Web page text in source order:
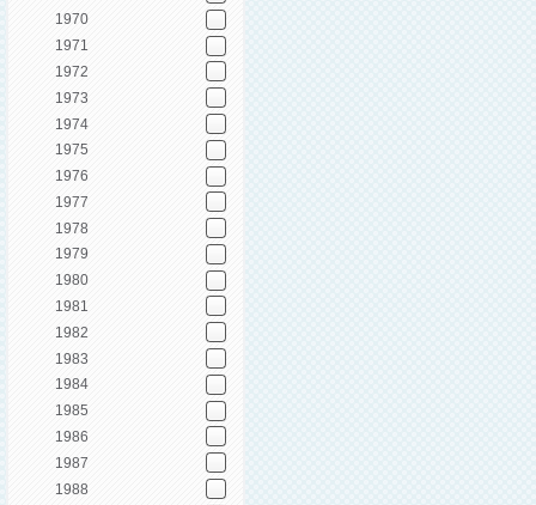
1970
1971
1972
1973
1974
1975
1976
1977
1978
1979
1980
1981
1982
1983
1984
1985
1986
1987
1988